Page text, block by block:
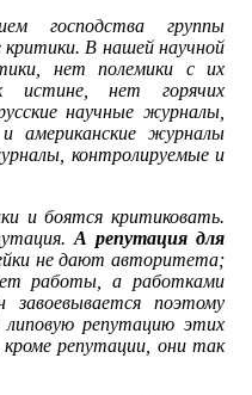
господства группы
критики. В нашей научной
нет полемики с их
истине, нет горячих
научные журналы,
американские журналы
контролируемые и
и боятся критиковать.
А репутация для
не дают авторитета;
работы, а работками
поэтому
липовую репутацию этих
репутации, они так